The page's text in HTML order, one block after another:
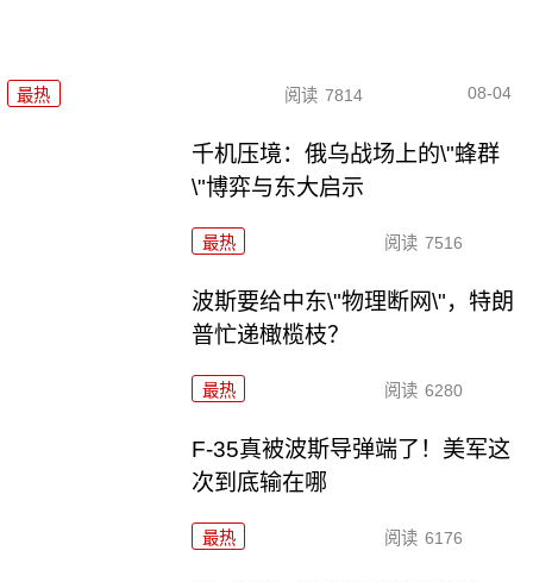
最热 阅读 7814 08-04
千机压境：俄乌战场上的\"蜂群
\"博弈与东大启示
最热 阅读 7516
波斯要给中东\"物理断网\"，特朗
普忙递橄榄枝？
最热 阅读 6280
F-35真被波斯导弹端了！美军这
次到底输在哪
最热 阅读 6176